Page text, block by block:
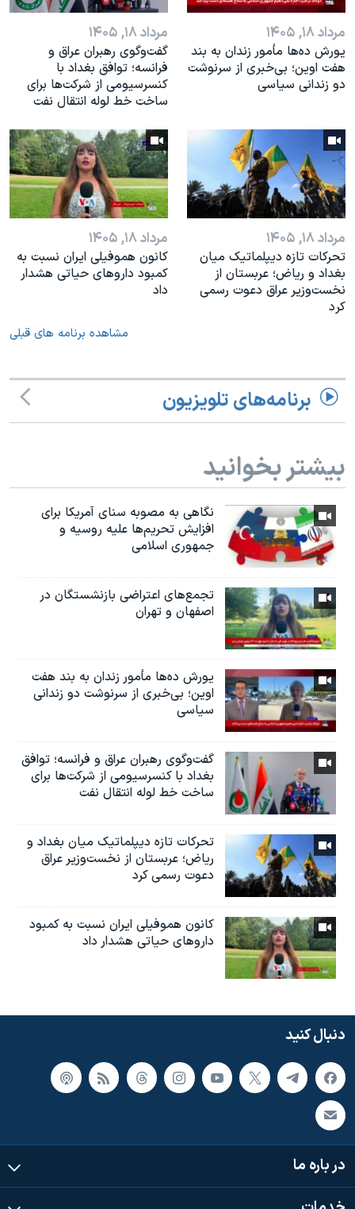
مرداد ۱۸, ۱۴۰۵
یورش ده‌ها مأمور زندان به بند
هفت اوین؛ بی‌خبری از سرنوشت
دو زندانی سیاسی
مرداد ۱۸, ۱۴۰۵
گفت‌وگوی رهبران عراق و
فرانسه؛ توافق بغداد با
کنسرسیومی از شرکت‌ها برای
ساخت خط لوله انتقال نفت
مرداد ۱۸, ۱۴۰۵
تحرکات تازه دیپلماتیک میان
بغداد و ریاض؛ عربستان از
نخست‌وزیر عراق دعوت رسمی
کرد
مرداد ۱۸, ۱۴۰۵
کانون هموفیلی ایران نسبت به
کمبود داروهای حیاتی هشدار
داد
مشاهده برنامه های قبلی
برنامه‌های تلویزیون
بیشتر بخوانید
نگاهی به مصوبه سنای آمریکا برای
افزایش تحریم‌ها علیه روسیه و
جمهوری اسلامی
تجمع‌های اعتراضی بازنشستگان در
اصفهان و تهران
یورش ده‌ها مأمور زندان به بند هفت
اوین؛ بی‌خبری از سرنوشت دو زندانی
سیاسی
گفت‌وگوی رهبران عراق و فرانسه؛ توافق
بغداد با کنسرسیومی از شرکت‌ها برای
ساخت خط لوله انتقال نفت
تحرکات تازه دیپلماتیک میان بغداد و
ریاض؛ عربستان از نخست‌وزیر عراق
دعوت رسمی کرد
کانون هموفیلی ایران نسبت به کمبود
داروهای حیاتی هشدار داد
دنبال کنید
در باره ما